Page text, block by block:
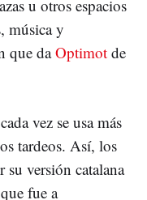
u otros espacios
música y
que daOptimot de
vez se usa más
tardeos. Así, los
su versión catalana
fue a